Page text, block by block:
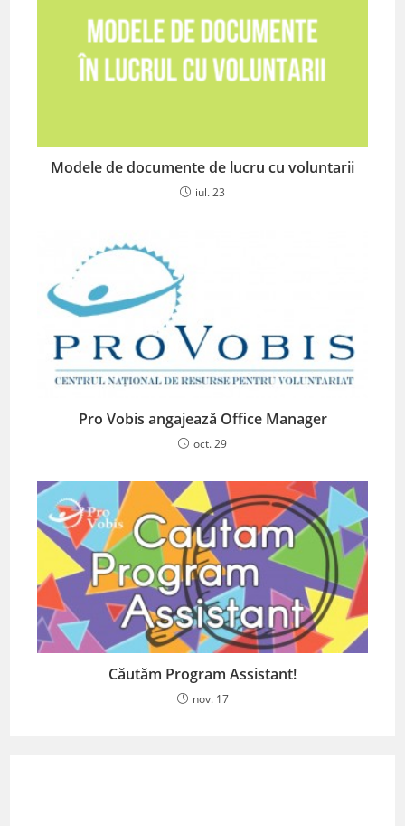
Modele de documente de lucru cu voluntarii
iul. 23
Pro Vobis angajează Office Manager
oct. 29
Căutăm Program Assistant!
nov. 17